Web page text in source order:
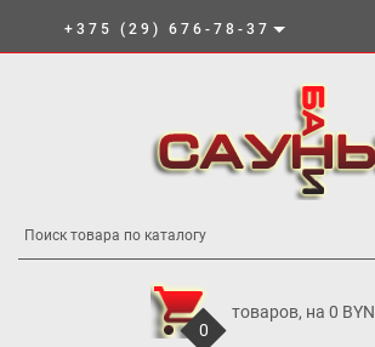
+375 (29) 676-78-37
0
товаров, на 0 BYN